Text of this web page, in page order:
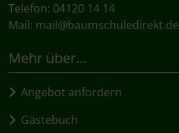
Telefon: 04120 14 14
Mail: mail@baumschuledirekt.de
Mehr über...
Angebot anfordern
Gästebuch